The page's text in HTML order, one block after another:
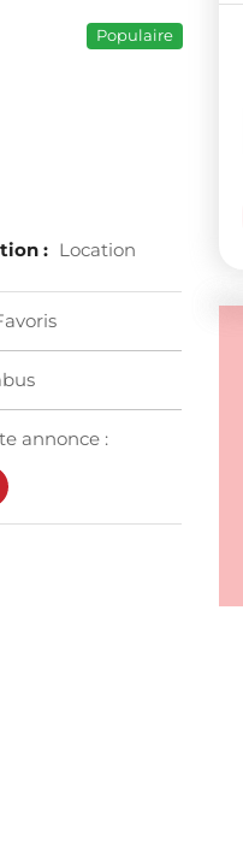
Populaire
: Location
annonce :